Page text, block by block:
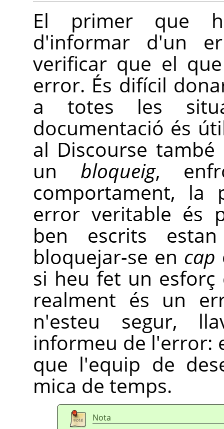
El primer que
d'informar d'un
verificar que el
error. És difícil
a totes les
documentació és
al Discourse
un bloqueig,
comportament, la
error veritable és
ben escrits
bloquejar-se en cap
si heu fet un
realment és un
n'esteu segur,
informeu de l'error:
que l'equip de
mica de temps.
Nota